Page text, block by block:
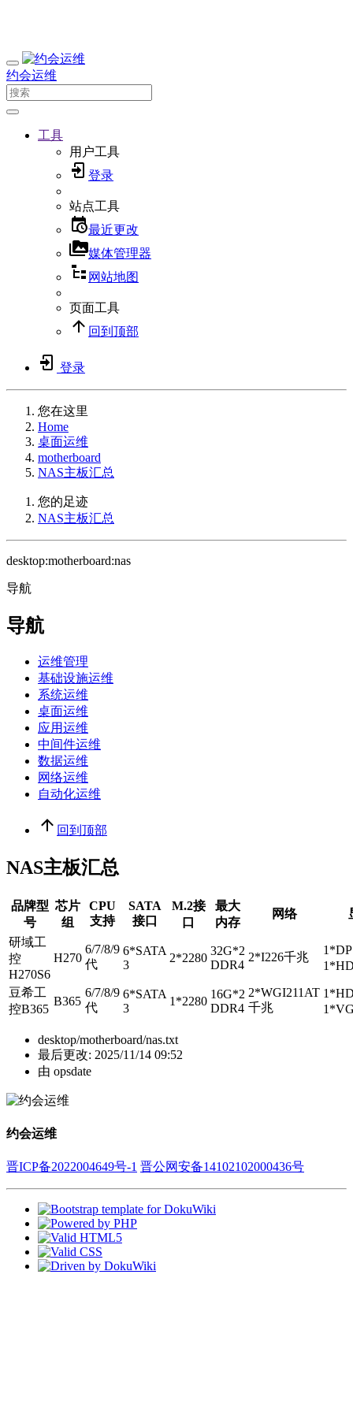
约会运维
工具
用户工具
登录
站点工具
最近更改
媒体管理器
网站地图
页面工具
回到顶部
登录
您在这里
Home
桌面运维
motherboard
NAS主板汇总
您的足迹
NAS主板汇总
desktop:motherboard:nas
导航
导航
运维管理
基础设施运维
系统运维
桌面运维
应用运维
中间件运维
数据运维
网络运维
自动化运维
回到顶部
NAS主板汇总
品牌型
号
芯片
组
CPU
支持
SATA
接口
M.2接
口
最大
内存
网络
研域工
控
H270S6
H270
6/7/8/9
代
6*SATA
3
2*2280
32G*2
DDR4
2*I226千兆
豆希工
控B365
B365
6/7/8/9
代
6*SATA
3
1*2280
16G*2
DDR4
2*WGI211AT
千兆
desktop/motherboard/nas.txt
最后更改: 2025/11/14 09:52
由 opsdate
约会运维
晋ICP备2022004649号-1 晋公网安备14102102000436号